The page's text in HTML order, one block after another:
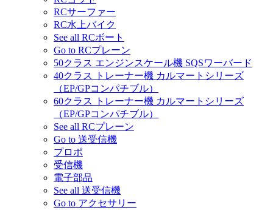
RCサーファー
RC水上バイク
See all RCボート
Go to RCプレーン
50クラス エンジンスケール機 SQSワーバード
40クラス トレーナー機 カルマートシリーズ
（EP/GPコンパチブル）
60クラス トレーナー機 カルマートシリーズ
（EP/GPコンパチブル）
See all RCプレーン
Go to 送受信機
プロポ
受信機
電子部品
See all 送受信機
Go to アクセサリー